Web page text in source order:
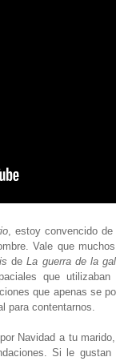
, estoy convencido
Vale que
deLa guerra de la
que
que apenas se
para contentarnos.
Navidad a tu
Si le